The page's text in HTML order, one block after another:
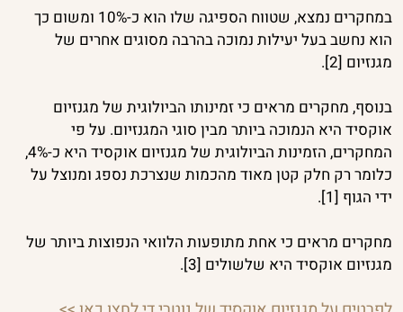
במחקרים נמצא, שטווח הספיגה שלו הוא כ-10% ומשום כך
הוא נחשב בעל יעילות נמוכה בהרבה מסוגים אחרים של
מגנזיום [2].
בנוסף, מחקרים מראים כי זמינותו הביולוגית של מגנזיום
אוקסיד היא הנמוכה ביותר מבין סוגי המגנזיום. על פי
המחקרים, הזמינות הביולוגית של מגנזיום אוקסיד היא כ-4%,
כלומר רק חלק קטן מאוד מהכמות שנצרכת נספג ומנוצל על
ידי הגוף [1].
מחקרים מראים כי אחת מתופעות הלוואי הנפוצות ביותר של
מגנזיום אוקסיד היא שלשולים [3].